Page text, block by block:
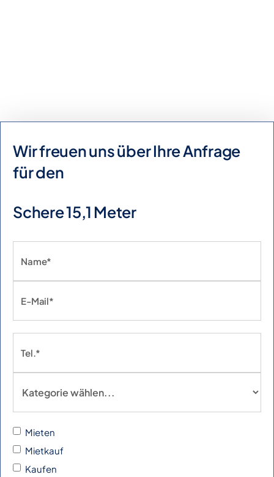
Wir freuen uns über Ihre Anfrage
für den
Schere 15,1 Meter
Mieten
Mietkauf
Kaufen